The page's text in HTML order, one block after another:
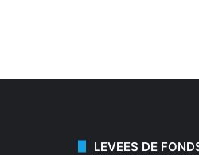
LEVEES DE